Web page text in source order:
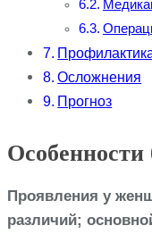
Осложнения
Прогноз
Особенности
Проявления у
различий;